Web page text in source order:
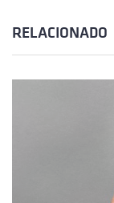
RELACIONADO